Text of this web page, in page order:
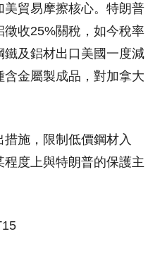
貿易摩擦核心。特朗普
收25%關稅，如今稅率
及鋁材出口美國一度減
金屬製成品，對加拿大
施，限制低價鋼材入
度上與特朗普的保護主